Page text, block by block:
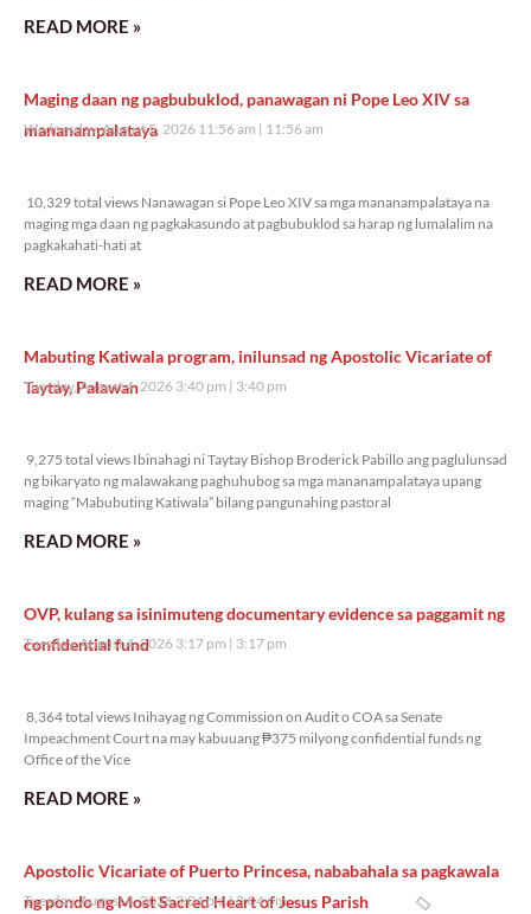
READ MORE »
Maging daan ng pagbubuklod, panawagan ni Pope Leo XIV sa
mananampalataya
Wednesday, August 5, 2026 11:56 am 11:56 am
10,329 total views Nanawagan si Pope Leo XIV sa mga mananampalataya na
maging mga daan ng pagkakasundo at pagbubuklod sa harap ng lumalalim na
pagkakahati-hati at
READ MORE »
Mabuting Katiwala program, inilunsad ng Apostolic Vicariate of
Taytay, Palawan
Tuesday, August 4, 2026 3:40 pm 3:40 pm
9,275 total views Ibinahagi ni Taytay Bishop Broderick Pabillo ang paglulunsad
ng bikaryato ng malawakang paghuhubog sa mga mananampalataya upang
maging “Mabubuting Katiwala” bilang pangunahing pastoral
READ MORE »
OVP, kulang sa isinimuteng documentary evidence sa paggamit ng
confidential fund
Tuesday, August 4, 2026 3:17 pm 3:17 pm
8,364 total views Inihayag ng Commission on Audit o COA sa Senate
Impeachment Court na may kabuuang ₱375 milyong confidential funds ng
Office of the Vice
READ MORE »
Apostolic Vicariate of Puerto Princesa, nababahala sa pagkawala
ng pondo ng Most Sacred Heart of Jesus Parish
Tuesday, August 4, 2026 3:04 pm 3:04 pm